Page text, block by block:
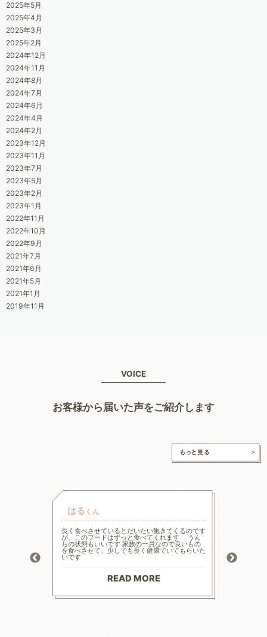
2025年5月
2025年4月
2025年3月
2025年2月
2024年12月
2024年11月
2024年8月
2024年7月
2024年6月
2024年4月
2024年2月
2023年12月
2023年11月
2023年7月
2023年5月
2023年2月
2023年1月
2022年11月
2022年10月
2022年9月
2021年7月
2021年6月
2021年5月
2021年1月
2019年11月
VOICE
お客様から届いた声をご紹介します
はる くん
長く食べさせているとだいたい飽きてくるのです
が、このフードはずっと食べてくれます うん
ちの状態もいいです 家族の一員なので良いもの
を食べさせて、少しでも長く健康でいてもらいた
いです
READ MORE